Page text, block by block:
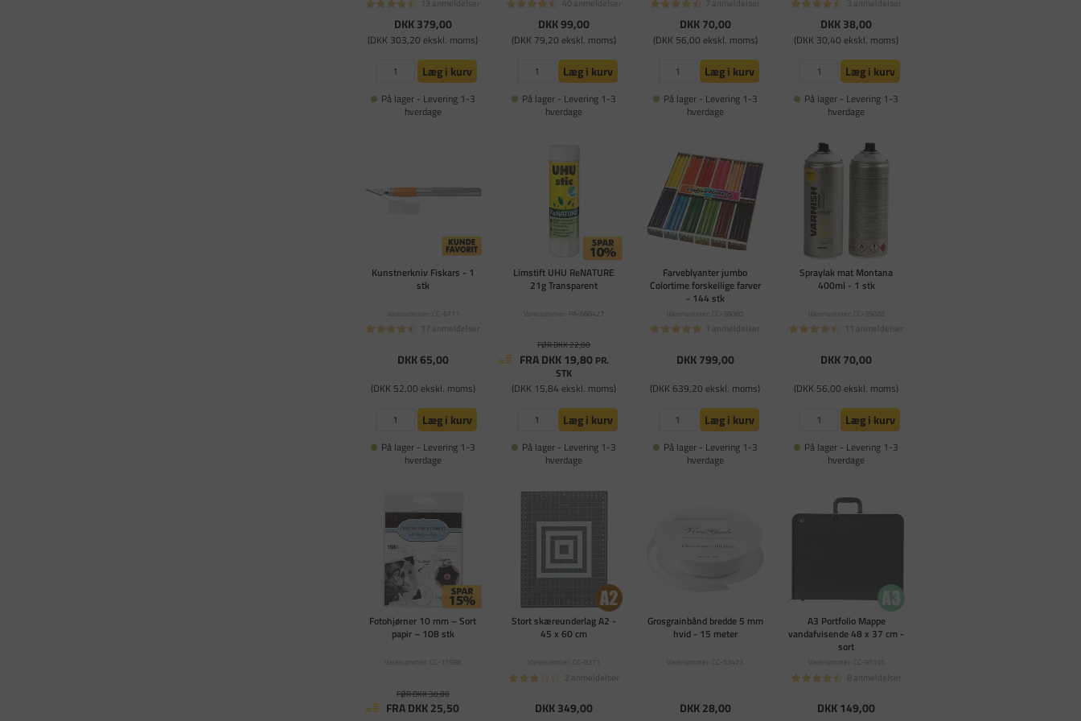
13 anmeldelser
DKK 379,00
(DKK 303,20 ekskl. moms)
Læg i kurv
På lager - Levering 1-3
hverdage
40 anmeldelser
DKK 99,00
(DKK 79,20 ekskl. moms)
Læg i kurv
På lager - Levering 1-3
hverdage
7 anmeldelser
DKK 70,00
(DKK 56,00 ekskl. moms)
Læg i kurv
På lager - Levering 1-3
hverdage
3 anmeldelser
DKK 38,00
(DKK 30,40 ekskl. moms)
Læg i kurv
På lager - Levering 1-3
hverdage
Kunstnerkniv Fiskars - 1
stk
Varenummer: CC-6711
17 anmeldelser
DKK 65,00
(DKK 52,00 ekskl. moms)
Læg i kurv
På lager - Levering 1-3
hverdage
Limstift UHU ReNATURE
21g Transparent
Varenummer: PA-688427
FØR DKK 22,00
FRA DKK 19,80PR.
STK
(DKK 15,84 ekskl. moms)
Læg i kurv
På lager - Levering 1-3
hverdage
Farveblyanter jumbo
Colortime forskellige farver
- 144 stk
Varenummer: CC-38080
1 anmeldelser
DKK 799,00
(DKK 639,20 ekskl. moms)
Læg i kurv
På lager - Levering 1-3
hverdage
Spraylak mat Montana
400ml - 1 stk
Varenummer: CC-35028
11 anmeldelser
DKK 70,00
(DKK 56,00 ekskl. moms)
Læg i kurv
På lager - Levering 1-3
hverdage
Fotohjørner 10 mm – Sort
papir – 108 stk
Varenummer: CC-11598
FØR DKK 30,00
FRA DKK 25,50
Stort skæreunderlag A2 -
45 x 60 cm
Varenummer: CC-8371
2 anmeldelser
DKK 349,00
Grosgrainbånd bredde 5 mm
hvid - 15 meter
Varenummer: CC-52473
DKK 28,00
A3 Portfolio Mappe
vandafvisende 48 x 37 cm -
sort
Varenummer: CC-95155
8 anmeldelser
DKK 149,00